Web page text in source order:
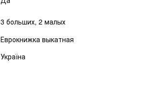
3 больших, 2 малых
Еврокнижка выкатная
Україна